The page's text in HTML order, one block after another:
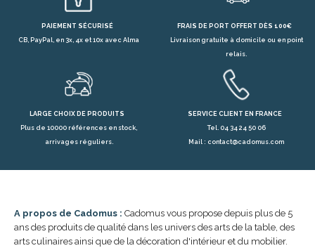
PAIEMENT SÉCURISÉ
CB, PayPal, en 3x, 4x et 10x avec Alma
FRAIS DE PORT OFFERT DÈS 100€
Livraison gratuite à domicile ou en point
relais.
LARGE CHOIX DE PRODUITS
Plus de 10000 références en stock,
arrivages réguliers.
SERVICE CLIENT EN FRANCE
Tel. 04 34 24 50 06
Mail : contact@cadomus.com
A propos de Cadomus : Cadomus vous propose depuis plus de 5
ans des produits de qualité dans les univers des arts de la table, des
arts culinaires ainsi que de la décoration d'intérieur et du mobilier.